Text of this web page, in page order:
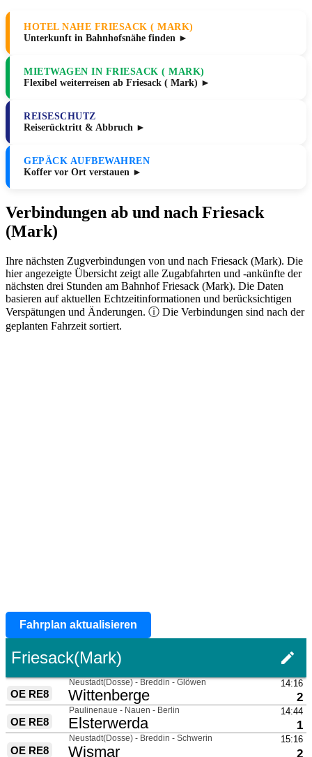
HOTEL NAHE FRIESACK ( MARK)
Unterkunft in Bahnhofsnähe finden ►
MIETWAGEN IN FRIESACK ( MARK)
Flexibel weiterreisen ab Friesack ( Mark) ►
REISESCHUTZ
Reiserücktritt & Abbruch ►
GEPÄCK AUFBEWAHREN
Koffer vor Ort verstauen ►
Verbindungen ab und nach Friesack
(Mark)
Ihre nächsten Zugverbindungen von und nach Friesack (Mark). Die
hier angezeigte Übersicht zeigt alle Zugabfahrten und -ankünfte der
nächsten drei Stunden am Bahnhof Friesack (Mark). Die Daten
basieren auf aktuellen Echtzeitinformationen und berücksichtigen
Verspätungen und Änderungen. ⓘ Die Verbindungen sind nach der
geplanten Fahrzeit sortiert.
Fahrplan aktualisieren